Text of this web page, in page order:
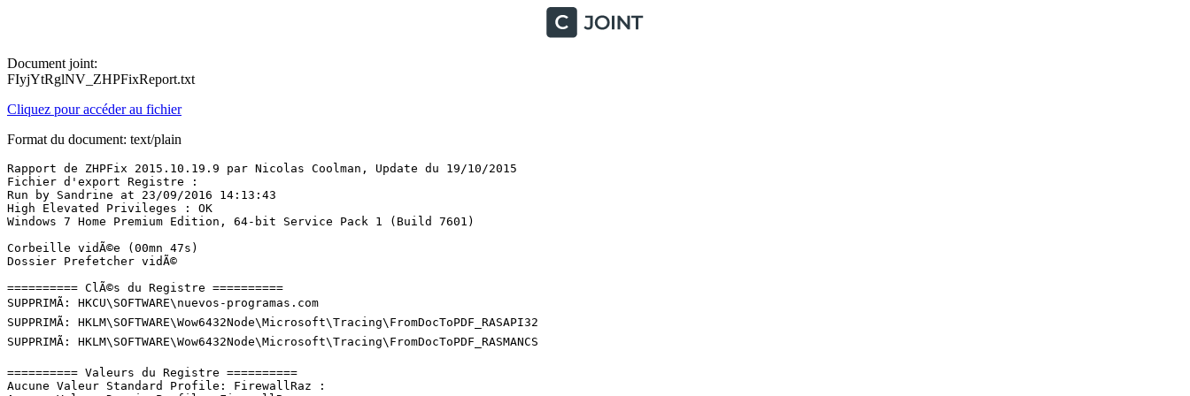
Document joint:
FIyjYtRglNV_ZHPFixReport.txt
Cliquez pour accéder au fichier
Format du document: text/plain
Rapport de ZHPFix 2015.10.19.9 par Nicolas Coolman, Update du 19/10/2015
Fichier d'export Registre :
Run by Sandrine at 23/09/2016 14:13:43
High Elevated Privileges : OK
Windows 7 Home Premium Edition, 64-bit Service Pack 1 (Build 7601)
Corbeille vidÃ©e (00mn 47s)
Dossier Prefetcher vidÃ©
========== ClÃ©s du Registre ==========
SUPPRIMÃ: HKCU\SOFTWARE\nuevos-programas.com
SUPPRIMÃ: HKLM\SOFTWARE\Wow6432Node\Microsoft\Tracing\FromDocToPDF_RASAPI32
SUPPRIMÃ: HKLM\SOFTWARE\Wow6432Node\Microsoft\Tracing\FromDocToPDF_RASMANCS
========== Valeurs du Registre ==========
Aucune Valeur Standard Profile: FirewallRaz :